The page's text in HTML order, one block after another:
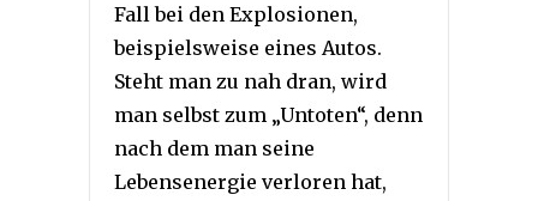
Fall bei den Explosionen,
beispielsweise eines Autos.
Steht man zu nah dran, wird
man selbst zum „Untoten“, denn
nach dem man seine
Lebensenergie verloren hat,